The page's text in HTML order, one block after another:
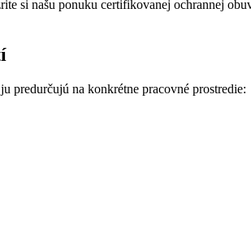
si našu ponuku certifikovanej ochrannej
predurčujú na konkrétne pracovné prostredie: